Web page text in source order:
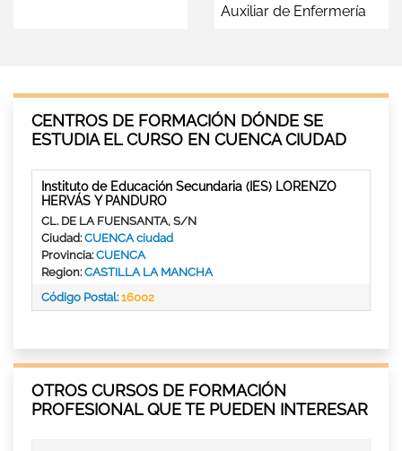
Auxiliar de Enfermería
CENTROS DE FORMACIÓN DÓNDE SE
ESTUDIA EL CURSO EN CUENCA CIUDAD
Instituto de Educación Secundaria (IES) LORENZO
HERVÁS Y PANDURO
CL. DE LA FUENSANTA, S/N
Ciudad:CUENCA ciudad
Provincia:CUENCA
Region:CASTILLA LA MANCHA
Código Postal:16002
OTROS CURSOS DE FORMACIÓN
PROFESIONAL QUE TE PUEDEN INTERESAR